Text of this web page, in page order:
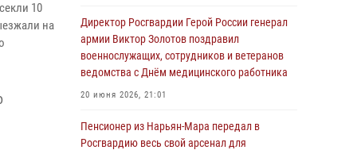
10
на
Директор Росгвардии Герой России генерал
армии Виктор Золотов поздравил
военнослужащих, сотрудников и ветеранов
ведомства с Днём медицинского работника
20 июня 2026, 21:01
Пенсионер из Нарьян-Мара передал в
Росгвардию весь свой арсенал для